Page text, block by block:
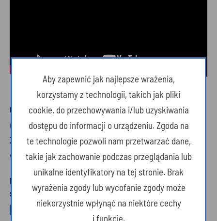
Game Over Cycles
ul. Ludwika Chmury 4
35-213 Rzeszów
www.gameovercycles.pl
Udostępnij ten artykuł w mediach
społecznościowych
Aby zapewnić jak najlepsze wrażenia,
korzystamy z technologii, takich jak pliki
cookie, do przechowywania i/lub uzyskiwania
dostępu do informacji o urządzeniu. Zgoda na
te technologie pozwoli nam przetwarzać dane,
takie jak zachowanie podczas przeglądania lub
unikalne identyfikatory na tej stronie. Brak
wyrażenia zgody lub wycofanie zgody może
niekorzystnie wpłynąć na niektóre cechy
i funkcje.